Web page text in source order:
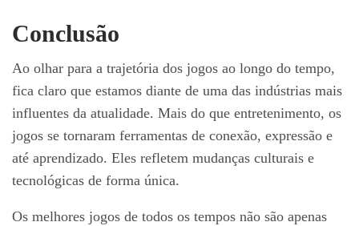
Conclusão
Ao olhar para a trajetória dos jogos ao longo do tempo,
fica claro que estamos diante de uma das indústrias mais
influentes da atualidade. Mais do que entretenimento, os
jogos se tornaram ferramentas de conexão, expressão e
até aprendizado. Eles refletem mudanças culturais e
tecnológicas de forma única.
Os melhores jogos de todos os tempos não são apenas